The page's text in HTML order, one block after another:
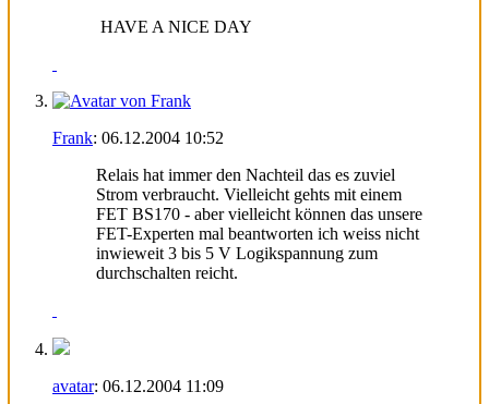
HAVE A NICE DAY
Frank: 06.12.2004 10:52
Relais hat immer den Nachteil das es zuviel
Strom verbraucht. Vielleicht gehts mit einem
FET BS170 - aber vielleicht können das unsere
FET-Experten mal beantworten ich weiss nicht
inwieweit 3 bis 5 V Logikspannung zum
durchschalten reicht.
avatar: 06.12.2004 11:09